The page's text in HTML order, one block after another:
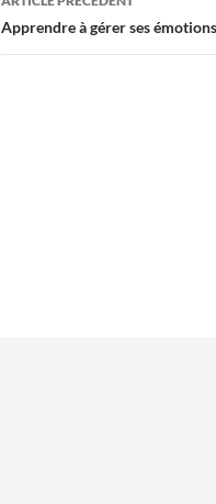
des
Apprendre à gérer ses